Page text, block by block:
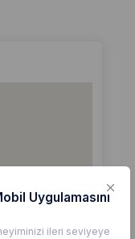
Uygulamasını
ileri seviyeye